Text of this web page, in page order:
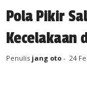
Pola Pikir
Kecelakaan
Penulis jang oto - 24